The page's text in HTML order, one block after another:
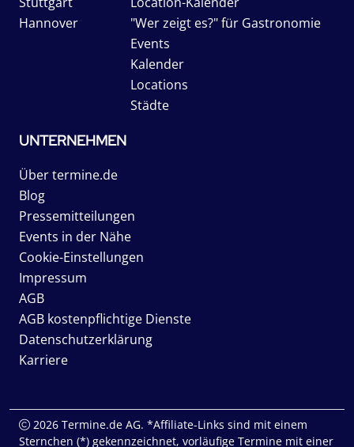
Hannover
"Wer zeigt es?" für Gastronomie
Events
Kalender
Locations
Städte
UNTERNEHMEN
Über termine.de
Blog
Pressemitteilungen
Events in der Nähe
Cookie-Einstellungen
Impressum
AGB
AGB kostenpflichtige Dienste
Datenschutzerklärung
Karriere
2026 Termine.de AG. *Affiliate-Links sind mit einem
Sternchen (*) gekennzeichnet, vorläufige Termine mit einer